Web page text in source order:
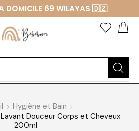
DOMICILE 69 WILAYAS 🇩🇿
Hygiène et Bain
Lavant Douceur Corps et Cheveux
200ml